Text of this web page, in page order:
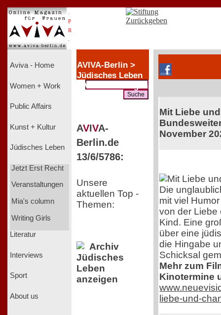
P
R
Aviva - Home
Women + Work
Public Affairs
Kunst + Kultur
Jüdisches Leben
Jetzt Erst Recht
Veranstaltungen
Mia's column
Writing Girls
Literatur
Interviews
Sport
About us
AVIVA-Berlin >
Jüdisches Leben
> Veranstaltungen
AVIVA-
Berlin.de
13/6/5786:
Unsere
aktuellen Top -
Themen:
Archiv
Jüdisches
Leben
anzeigen
Mit Liebe
November
Die
mit viel
von der Liebe
Kind. Eine
über eine
die Hingabe
Schicksal
Mehr zum
Kinotermine
liebe-und-